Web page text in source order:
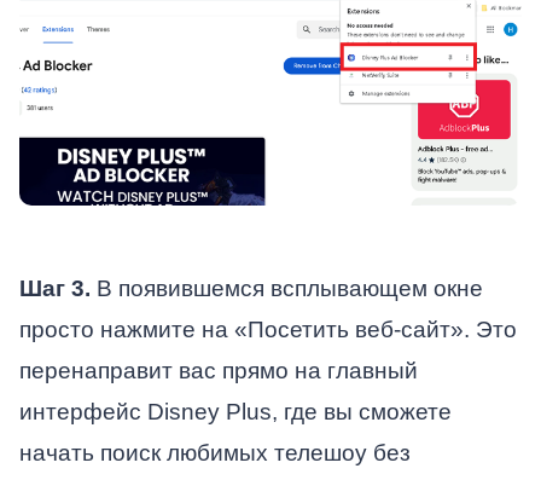
Шаг 3. В появившемся всплывающем окне
просто нажмите на «Посетить веб-сайт». Это
перенаправит вас прямо на главный
интерфейс Disney Plus, где вы сможете
начать поиск любимых телешоу без